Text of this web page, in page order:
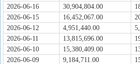
2026-06-16
30,904,804.00
2026-06-15
16,452,067.00
2026-06-12
4,951,440.00
2026-06-11
13,815,696.00
2026-06-10
15,380,409.00
2026-06-09
9,184,711.00